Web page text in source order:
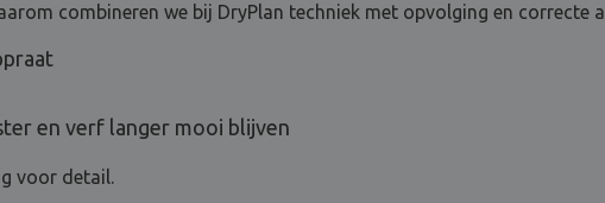
combineren we bij DryPlan techniek met opvolging en correcte
en verf langer mooi blijven
voor detail.